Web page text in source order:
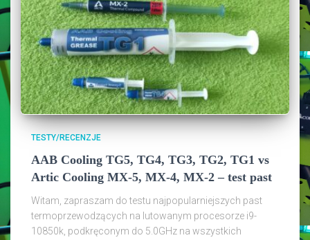
TESTY/RECENZJE
AAB Cooling TG5, TG4, TG3, TG2, TG1 vs
Artic Cooling MX-5, MX-4, MX-2 – test past
Witam, zapraszam do testu najpopularniejszych past
termoprzewodzących na lutowanym procesorze i9-
10850k, podkręconym do 5.0GHz na wszystkich